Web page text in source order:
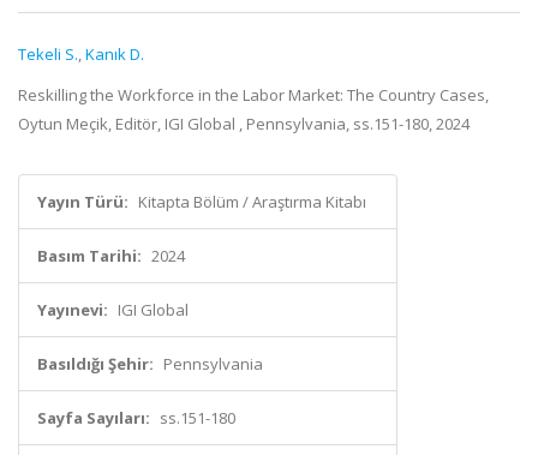
Tekeli S.,Kanık D.
Reskilling the Workforce in the Labor Market: The Country Cases,
Oytun Meçik, Editör, IGI Global , Pennsylvania, ss.151-180, 2024
Yayın Türü: Kitapta Bölüm / Araştırma Kitabı
Basım Tarihi: 2024
Yayınevi: IGI Global
Basıldığı Şehir: Pennsylvania
Sayfa Sayıları: ss.151-180